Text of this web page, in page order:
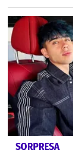
SORPRESA